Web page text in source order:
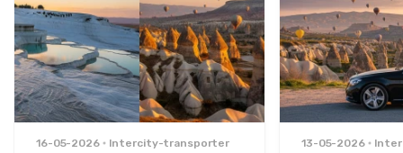
16-05-2026 Intercity-transporter 13-05-2026